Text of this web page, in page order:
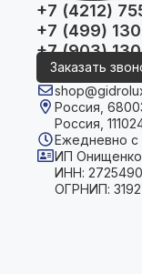
+7 (4212)
+7 (499)
+7 (903)
Заказать
Россия,
Россия,
Ежедневно с
ИП
ИНН:
ОГРНИП: